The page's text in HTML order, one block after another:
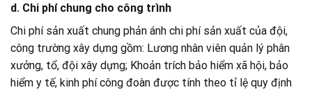
d. Chi phí chung cho công trình
Chi phí sản xuất chung phản ánh chi phí sản xuất của đội,
công trường xây dựng gồm: Lương nhân viên quản lý phân
xưởng, tổ, đội xây dựng; Khoản trích bảo hiểm xã hội, bảo
hiểm y tế, kinh phí công đoàn được tính theo tỉ lệ quy định